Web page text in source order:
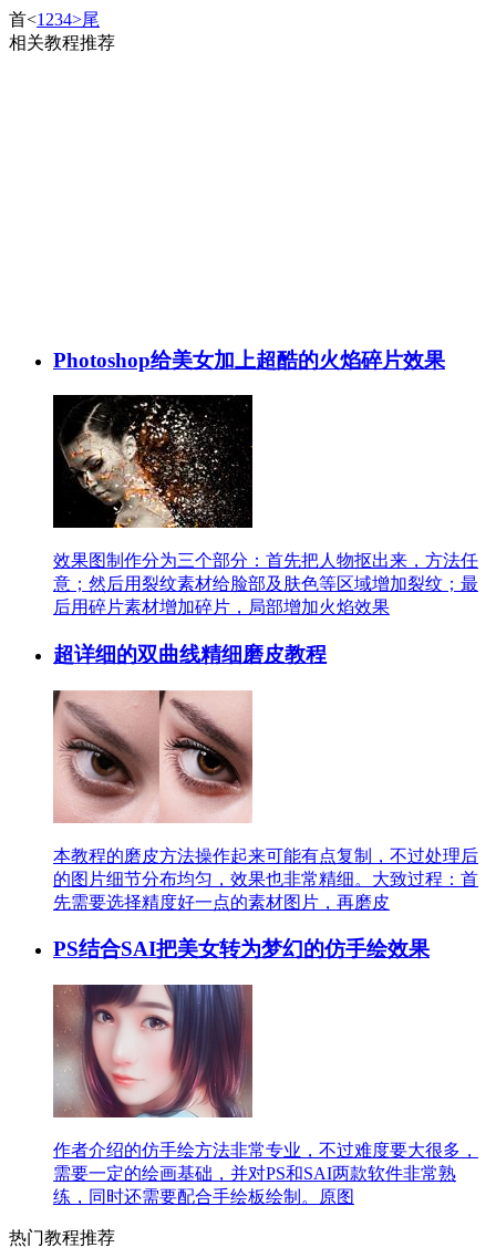
首<1 234>尾
相关教程推荐
Photoshop给美女加上超酷的火焰碎片效果
效果图制作分为三个部分：首先把人物抠出来，方法任
意；然后用裂纹素材给脸部及肤色等区域增加裂纹；最
后用碎片素材增加碎片，局部增加火焰效果
超详细的双曲线精细磨皮教程
本教程的磨皮方法操作起来可能有点复制，不过处理后
的图片细节分布均匀，效果也非常精细。大致过程：首
先需要选择精度好一点的素材图片，再磨皮
PS结合SAI把美女转为梦幻的仿手绘效果
作者介绍的仿手绘方法非常专业，不过难度要大很多，
需要一定的绘画基础，并对PS和SAI两款软件非常熟
练，同时还需要配合手绘板绘制。原图
热门教程推荐